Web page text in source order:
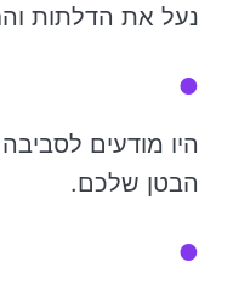
נעל את הדלתות
היו מודעים
הבטן שלכם.